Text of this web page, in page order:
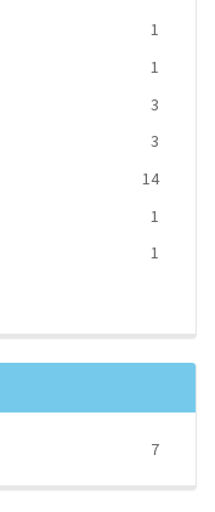
1
1
3
3
14
1
1
7